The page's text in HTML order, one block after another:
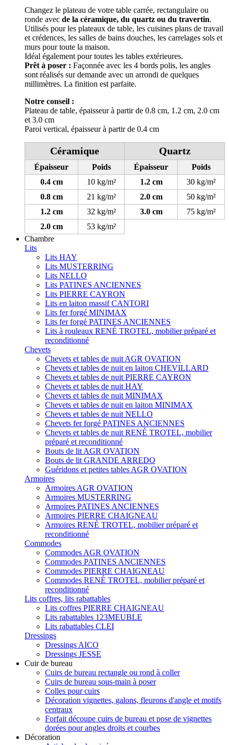
Changez le plateau de votre table carrée, rectangulaire ou
ronde avec de la céramique, du quartz ou du travertin.
Utilisés pour les plateaux de table, les cuisines plans de travail
et crédences, les salles de bains douches, les carrelages sols et
murs pour toute la maison.
Idéal également pour toutes les tables extérieures.
Prêt à poser : Façonnée avec les 4 bords polis, les angles
sont réalisés sur demande avec un arrondi de quelques
millimètres. La finition est parfaite.
Notre conseil :
Plateau de table, épaisseur à partir de 0.8 cm, 1.2 cm, 2.0 cm
et 3.0 cm
Paroi vertical, épaisseur à partir de 0.4 cm
Céramique Quartz
Épaisseur Poids Épaisseur
Poids
0.4 cm
10 kg/m² 1.2 cm
30 kg/m²
0.8 cm
21 kg/m² 2.0 cm
50 kg/m²
1.2 cm
32 kg/m² 3.0 cm
75 kg/m²
2.0 cm
53 kg/m²
Chambre
Lits
Lits HAY
Lits MUSTERRING
Lits NELLO
Lits PATINES ANCIENNES
Lits PIERRE CAYRON
Lits en laiton massif CANTORI
Lits fer forgé MINIMAX
Lits fer forgé PATINES ANCIENNES
Lits à rouleaux RENÉ TROTEL, mobilier préparé et
reconditionné
Chevets
Chevets et tables de nuit AGR OVATION
Chevets et tables de nuit en laiton CHEVILLARD
Chevets et tables de nuit PIERRE CAYRON
Chevets et tables de nuit HAY
Chevets et tables de nuit MINIMAX
Chevets et tables de nuit en laiton MINIMAX
Chevets et tables de nuit NELLO
Chevets fer forgé PATINES ANCIENNES
Chevets et tables de nuit RENÉ TROTEL, mobilier
préparé et reconditionné
Bouts de lit AGR OVATION
Bouts de lit GRANDE ARREDO
Guéridons et petites tables AGR OVATION
Armoires
Armoires AGR OVATION
Armoires MUSTERRING
Armoires PATINES ANCIENNES
Armoires PIERRE CHAIGNEAU
Armoires RENÉ TROTEL, mobilier préparé et
reconditionné
Commodes
Commodes AGR OVATION
Commodes PATINES ANCIENNES
Commodes PIERRE CHAIGNEAU
Commodes RENÉ TROTEL, mobilier préparé et
reconditionné
Lits coffres, lits rabattables
Lits coffres PIERRE CHAIGNEAU
Lits rabattables 123MEUBLE
Lits rabattables CLEI
Dressings
Dressings AICO
Dressings JESSE
Cuir de bureau
Cuirs de bureau rectangle ou rond à coller
Cuirs de bureau sous-main à poser
Colles pour cuirs
Décoration vignettes, galons, fleurons d'angle et motifs
centraux
Forfait découpe cuirs de bureau et pose de vignettes
dorées pour angles droits et courbes
Décoration